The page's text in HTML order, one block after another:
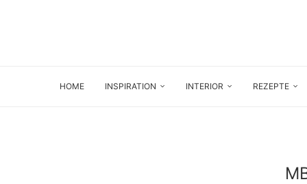
HOME INSPIRATION INTERIOR REZEPTE